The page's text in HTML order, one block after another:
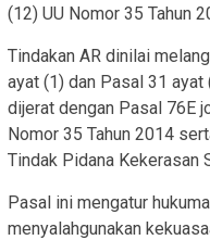
(12) UU Nomor 35 Tahun
Tindakan AR dinilai
ayat (1) dan Pasal 31 ayat
dijerat dengan Pasal 76E
Nomor 35 Tahun 2014
Tindak Pidana Kekerasan
Pasal ini mengatur
menyalahgunakan